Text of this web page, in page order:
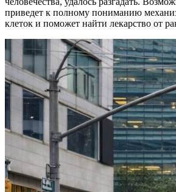
приведет к полному пониманию
клеток и поможет найти лекарство от